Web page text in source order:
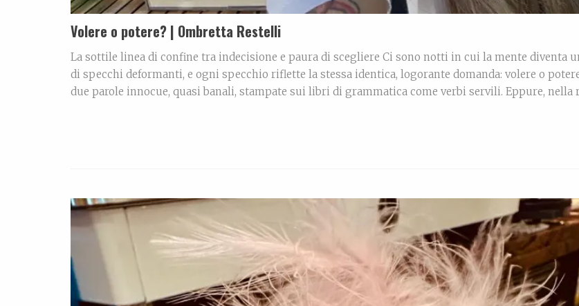
Volere o potere? | Ombretta Restelli
La sottile linea di confine tra indecisione e paura di scegliere Ci sono notti in cui la mente diventa
di specchi deformanti, e ogni specchio riflette la stessa identica, logorante domanda: volere o
due parole innocue, quasi banali, stampate sui libri di grammatica come verbi servili. Eppure, nella